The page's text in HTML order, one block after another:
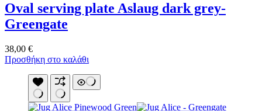
Oval serving plate Aslaug dark grey-
Greengate
38,00 €
Προσθήκη στο καλάθι